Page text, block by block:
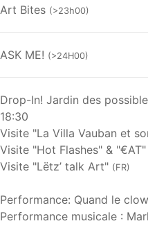
Art Bites (>23h00)
ASK ME! (>24H00)
Drop-In! Jardin des
18:30
Visite "La Villa Vauban et
Visite "Hot Flashes" & "€AT"
Visite "Lëtz’ talk Art" (FR)
Performance: Quand le
Performance musicale :